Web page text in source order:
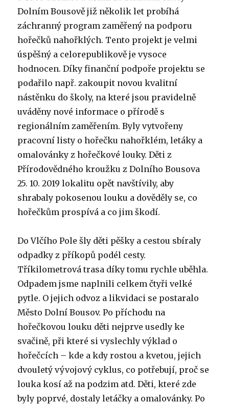
Dolním Bousově již několik let probíhá
záchranný program zaměřený na podporu
hořečků nahořklých. Tento projekt je velmi
úspěšný a celorepublikově je vysoce
hodnocen. Díky finanční podpoře projektu se
podařilo např. zakoupit novou kvalitní
nástěnku do školy, na které jsou pravidelně
uváděny nové informace o přírodě s
regionálním zaměřením. Byly vytvořeny
pracovní listy o hořečku nahořklém, letáky a
omalovánky z hořečkové louky. Děti z
Přírodovědného kroužku z Dolního Bousova
25. 10. 2019 lokalitu opět navštívily, aby
shrabaly pokosenou louku a dověděly se, co
hořečkům prospívá a co jim škodí.
Do Vlčího Pole šly děti pěšky a cestou sbíraly
odpadky z příkopů podél cesty.
Tříkilometrová trasa díky tomu rychle uběhla.
Odpadem jsme naplnili celkem čtyři velké
pytle. O jejich odvoz a likvidaci se postaralo
Město Dolní Bousov. Po příchodu na
hořečkovou louku děti nejprve usedly ke
svačině, při které si vyslechly výklad o
hořečcích – kde a kdy rostou a kvetou, jejich
dvouletý vývojový cyklus, co potřebují, proč se
louka kosí až na podzim atd. Děti, které zde
byly poprvé, dostaly letáčky a omalovánky. Po